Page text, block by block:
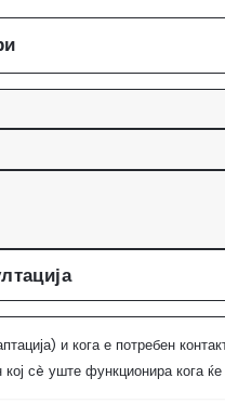
и кога е потребен
сè уште функционира кога ќе